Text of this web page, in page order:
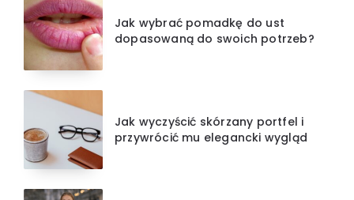
Jak wybrać pomadkę do ust
dopasowaną do swoich potrzeb?
Jak wyczyścić skórzany portfel i
przywrócić mu elegancki wygląd